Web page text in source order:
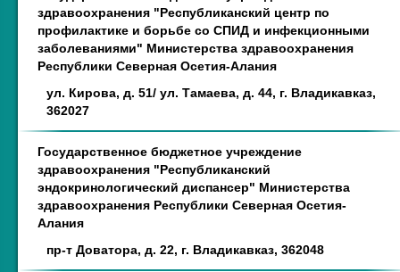
здравоохранения "Республиканский центр по
профилактике и борьбе со СПИД и инфекционными
заболеваниями" Министерства здравоохранения
Республики Северная Осетия-Алания
ул. Кирова, д. 51/ ул. Тамаева, д. 44, г. Владикавказ,
362027
Государственное бюджетное учреждение
здравоохранения "Республиканский
эндокринологический диспансер" Министерства
здравоохранения Республики Северная Осетия-
Алания
пр-т Доватора, д. 22, г. Владикавказ, 362048